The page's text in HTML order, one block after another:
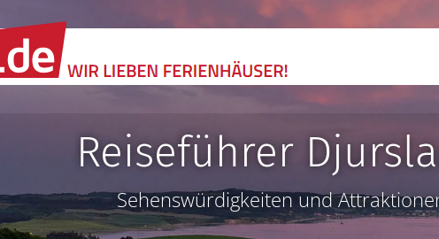
Reiseführer
Sehenswürdigkeiten und